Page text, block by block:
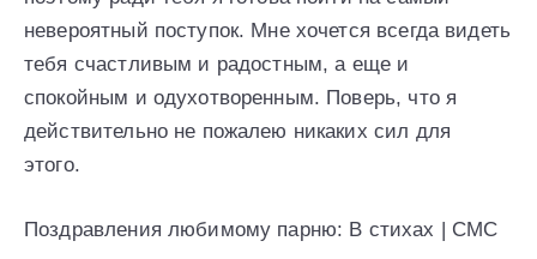
невероятный поступок. Мне хочется всегда видеть
тебя счастливым и радостным, а еще и
спокойным и одухотворенным. Поверь, что я
действительно не пожалею никаких сил для
этого.
Поздравления любимому парню: В стихах | СМС